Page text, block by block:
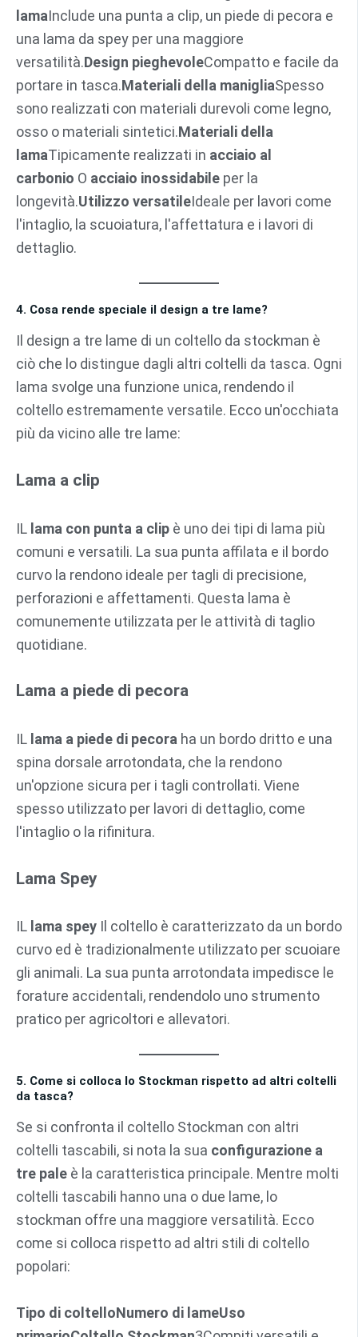
lamaInclude una punta a clip, un piede di pecora e
una lama da spey per una maggiore
versatilità.Design pieghevoleCompatto e facile da
portare in tasca.Materiali della manigliaSpesso
sono realizzati con materiali durevoli come legno,
osso o materiali sintetici.Materiali della
lamaTipicamente realizzati in acciaio al
carbonio O acciaio inossidabile per la
longevità.Utilizzo versatileIdeale per lavori come
l'intaglio, la scuoiatura, l'affettatura e i lavori di
dettaglio.
4. Cosa rende speciale il design a tre lame?
Il design a tre lame di un coltello da stockman è
ciò che lo distingue dagli altri coltelli da tasca. Ogni
lama svolge una funzione unica, rendendo il
coltello estremamente versatile. Ecco un'occhiata
più da vicino alle tre lame:
Lama a clip
IL lama con punta a clip è uno dei tipi di lama più
comuni e versatili. La sua punta affilata e il bordo
curvo la rendono ideale per tagli di precisione,
perforazioni e affettamenti. Questa lama è
comunemente utilizzata per le attività di taglio
quotidiane.
Lama a piede di pecora
IL lama a piede di pecora ha un bordo dritto e una
spina dorsale arrotondata, che la rendono
un'opzione sicura per i tagli controllati. Viene
spesso utilizzato per lavori di dettaglio, come
l'intaglio o la rifinitura.
Lama Spey
IL lama spey Il coltello è caratterizzato da un bordo
curvo ed è tradizionalmente utilizzato per scuoiare
gli animali. La sua punta arrotondata impedisce le
forature accidentali, rendendolo uno strumento
pratico per agricoltori e allevatori.
5. Come si colloca lo Stockman rispetto ad altri coltelli
da tasca?
Se si confronta il coltello Stockman con altri
coltelli tascabili, si nota la sua configurazione a
tre pale è la caratteristica principale. Mentre molti
coltelli tascabili hanno una o due lame, lo
stockman offre una maggiore versatilità. Ecco
come si colloca rispetto ad altri stili di coltello
popolari:
Tipo di coltelloNumero di lameUso